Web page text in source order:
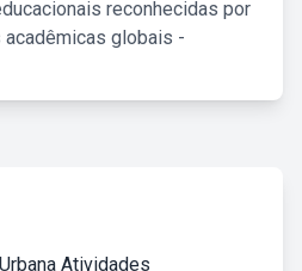
reconhecidas por
globais -
Atividades